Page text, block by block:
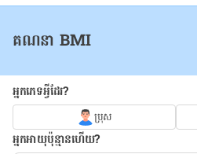
គណនា BMI
អ្នកភេទអ្វីដែរ?
ប្រុស
អ្នកអាយុប៉ុន្មានហើយ?